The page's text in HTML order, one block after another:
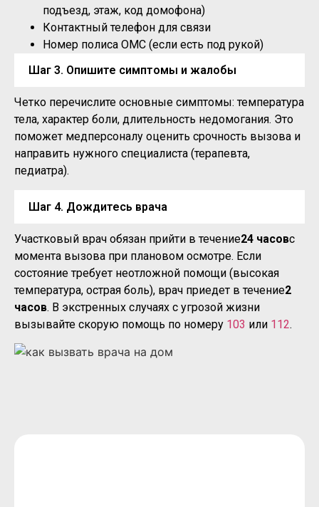
подъезд, этаж, код домофона)
Контактный телефон для связи
Номер полиса ОМС (если есть под рукой)
Шаг 3. Опишите симптомы и жалобы
Четко перечислите основные симптомы: температура
тела, характер боли, длительность недомогания. Это
поможет медперсоналу оценить срочность вызова и
направить нужного специалиста (терапевта,
педиатра).
Шаг 4. Дождитесь врача
Участковый врач обязан прийти в течение24 часовс
момента вызова при плановом осмотре. Если
состояние требует неотложной помощи (высокая
температура, острая боль), врач приедет в течение2
часов. В экстренных случаях с угрозой жизни
вызывайте скорую помощь по номеру 103 или 112.